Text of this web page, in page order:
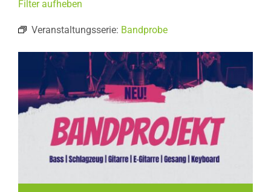
Filter aufheben
Veranstaltungsserie: Bandprobe